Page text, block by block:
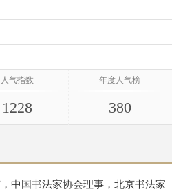
人气指数
1228
年度人气榜
380
中国书法家协会理事，北京书法家